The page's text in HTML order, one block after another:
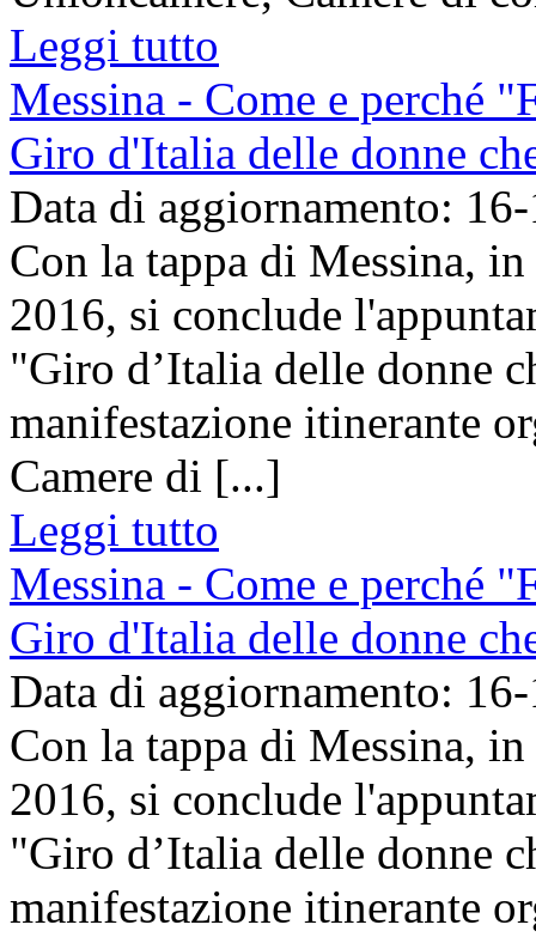
Leggi tutto
Messina - Come e perché
Giro d'Italia delle donne
Data di aggiornamento:
Con la tappa di Messina,
2016, si conclude
"Giro d’Italia delle donne
manifestazione itinerante
Camere di [...]
Leggi tutto
Messina - Come e perché
Giro d'Italia delle donne
Data di aggiornamento:
Con la tappa di Messina,
2016, si conclude
"Giro d’Italia delle donne
manifestazione itinerante